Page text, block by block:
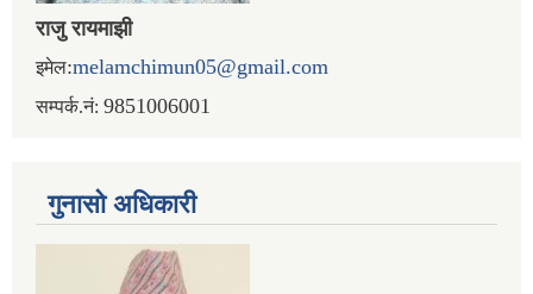
राजु रायमाझी
इमेल:melamchimun05@gmail.com
सम्पर्क.नं: 9851006001
गुनासो अधिकारी